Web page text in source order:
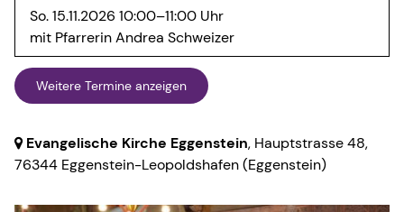
So. 15.11.2026 10:00–11:00 Uhr
mit Pfarrerin Andrea Schweizer
Weitere Termine anzeigen
Evangelische Kirche Eggenstein, Hauptstrasse 48,
76344 Eggenstein-Leopoldshafen(Eggenstein)